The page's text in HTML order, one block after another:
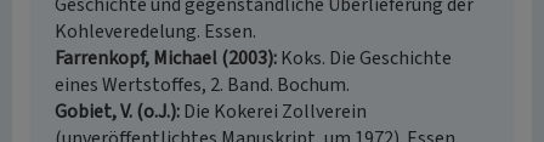
Kohleveredelung. Essen.
Farrenkopf, Michael (2003) Koks. Die Geschichte
eines Wertstoffes, 2. Band. Bochum.
Gobiet, V. (o.J.) Die Kokerei Zollverein